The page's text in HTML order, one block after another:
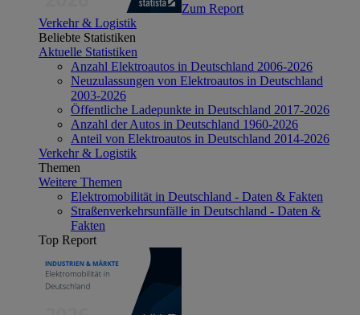
Zum Report
Verkehr & Logistik
Beliebte Statistiken
Aktuelle Statistiken
Anzahl Elektroautos in Deutschland 2006-2026
Neuzulassungen von Elektroautos in Deutschland
2003-2026
Öffentliche Ladepunkte in Deutschland 2017-2026
Anzahl der Autos in Deutschland 1960-2026
Anteil von Elektroautos in Deutschland 2014-2026
Verkehr & Logistik
Themen
Weitere Themen
Elektromobilität in Deutschland - Daten & Fakten
Straßenverkehrsunfälle in Deutschland - Daten &
Fakten
Top Report